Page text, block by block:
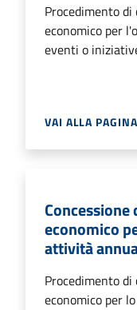
Procedimento
economico per
eventi o
VAI ALLA PAGINA
economico
attività
Procedimento
economico per